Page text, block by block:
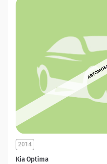
Kia Optima
2014